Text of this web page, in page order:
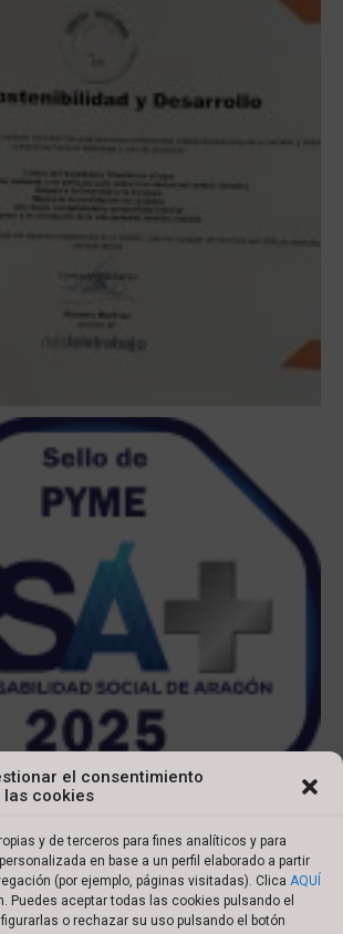
el consentimiento
las cookies
y de terceros para fines analíticos y para
en base a un perfil elaborado a partir
(por ejemplo, páginas visitadas). Clica AQUÍ
Puedes aceptar todas las cookies pulsando el
o rechazar su uso pulsando el botón